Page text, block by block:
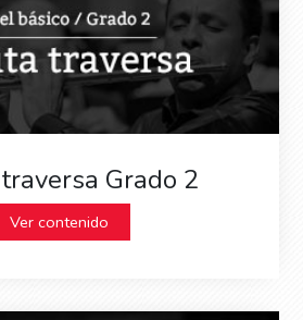
Grado 2
Ver contenido